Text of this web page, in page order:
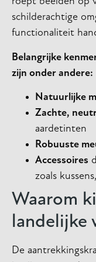
schilderachtige
functionaliteit
Belangrijke
zijn onder andere:
Natuurlijke
Zachte,
aardetinten
Robuuste
Accessoires
zoals
Waarom
landelijke
De